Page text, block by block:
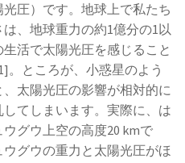
圧）です。地球上で私たち
、地球重力の約1億分の1以
活で太陽光圧を感じること
。ところが、小惑星のよう
太陽光圧の影響が相対的に
てしまいます。実際に、は
グウ上空の高度20 kmで
グウの重力と太陽光圧がほ